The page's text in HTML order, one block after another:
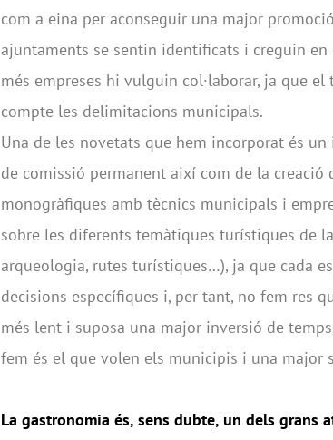
com a eina per aconseguir una major
ajuntaments se sentin identificats i creguin
més empreses hi vulguin col·laborar, ja que
compte les delimitacions municipals.
Una de les novetats que hem incorporat és
de comissió permanent així com de la
monogràfiques amb tècnics municipals i
sobre les diferents temàtiques turístiques de
arqueologia, rutes turístiques…), ja que cada
decisions específiques i, per tant, no fem res
més lent i suposa una major inversió de
fem és el que volen els municipis i una major
La gastronomia és, sens dubte, un dels grans